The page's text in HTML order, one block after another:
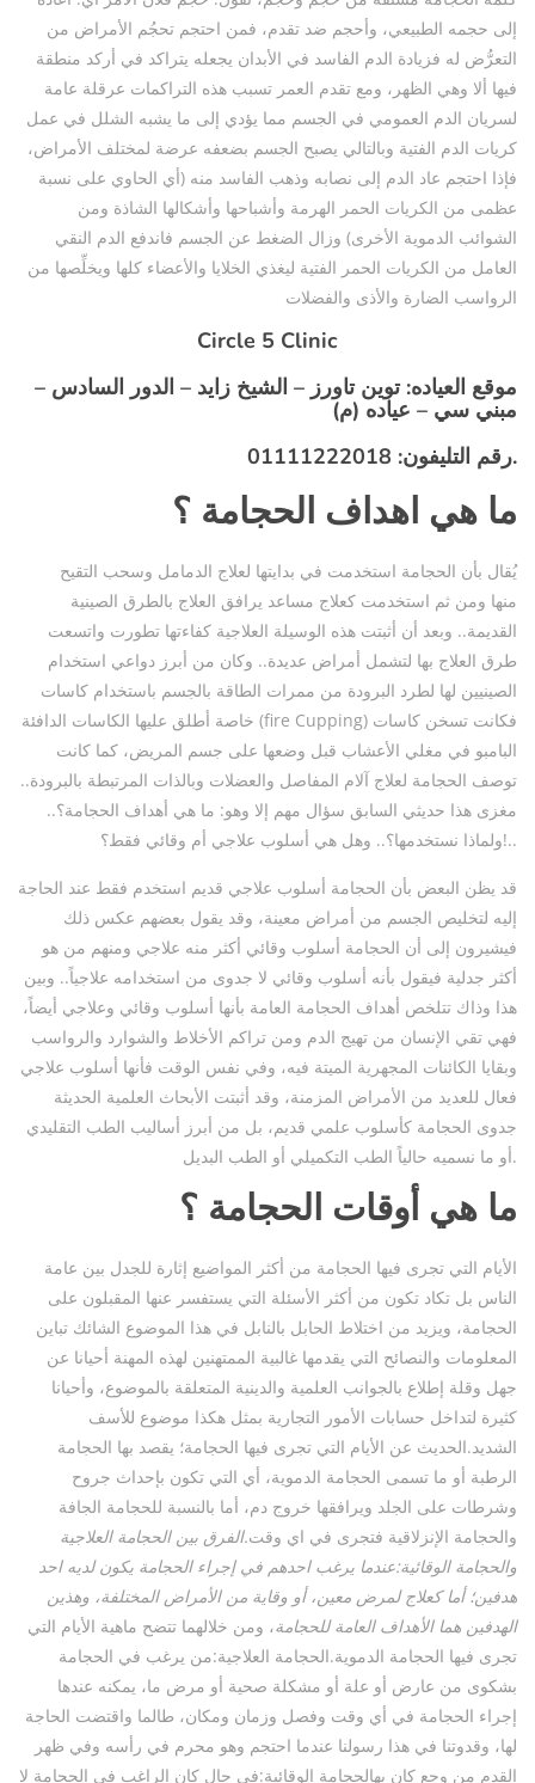
إلى حجمه الطبيعي، وأحجم ضد تقدم، فمن احتجم تحجُم الأمراض من
التعرُّض له فزيادة الدم الفاسد في الأبدان يجعله يتراكد في أركد منطقة
فيها ألا وهي الظهر، ومع تقدم العمر تسبب هذه التراكمات عرقلة عامة
لسريان الدم العمومي في الجسم مما يؤدي إلى ما يشبه الشلل في عمل
كريات الدم الفتية وبالتالي يصبح الجسم بضعفه عرضة لمختلف الأمراض،
فإذا احتجم عاد الدم إلى نصابه وذهب الفاسد منه (أي الحاوي على نسبة
عظمى من الكريات الحمر الهرمة وأشباحها وأشكالها الشاذة ومن
الشوائب الدموية الأخرى) وزال الضغط عن الجسم فاندفع الدم النقي
العامل من الكريات الحمر الفتية ليغذي الخلايا والأعضاء كلها ويخلِّصها من
الرواسب الضارة والأذى والفضلات
Circle 5 Clinic
موقع العياده: توين تاورز – الشيخ زايد – الدور السادس –
مبني سي – عياده (م)
رقم التليفون: 01111222018.
ما هي اهداف الحجامة ؟
منها ومن ثم استخدمت كعلاج مساعد يرافق العلاج بالطرق الصينية
القديمة.. وبعد أن أثبتت هذه الوسيلة العلاجية كفاءتها تطورت واتسعت
طرق العلاج بها لتشمل أمراض عديدة.. وكان من أبرز دواعي استخدام
الصينيين لها لطرد البرودة من ممرات الطاقة بالجسم باستخدام كاسات
خاصة أطلق عليها الكاسات الدافئة (fire Cupping) فكانت تسخن كاسات
البامبو في مغلي الأعشاب قبل وضعها على جسم المريض، كما كانت
توصف الحجامة لعلاج آلام المفاصل والعضلات وبالذات المرتبطة بالبرودة..
مغزى هذا حديثي السابق سؤال مهم إلا وهو: ما هي أهداف الحجامة؟..
ولماذا نستخدمها؟.. وهل هي أسلوب علاجي أم وقائي فقط؟!..
قد يظن البعض بأن الحجامة أسلوب علاجي قديم استخدم فقط عند الحاجة
إليه لتخليص الجسم من أمراض معينة، وقد يقول بعضهم عكس ذلك
فيشيرون إلى أن الحجامة أسلوب وقائي أكثر منه علاجي ومنهم من هو
أكثر جدلية فيقول بأنه أسلوب وقائي لا جدوى من استخدامه علاجياً.. وبين
هذا وذاك تتلخص أهداف الحجامة العامة بأنها أسلوب وقائي وعلاجي أيضاً،
فهي تقي الإنسان من تهيج الدم ومن تراكم الأخلاط والشوارد والرواسب
وبقايا الكائنات المجهرية الميتة فيه، وفي نفس الوقت فأنها أسلوب علاجي
فعال للعديد من الأمراض المزمنة، وقد أثبتت الأبحاث العلمية الحديثة
جدوى الحجامة كأسلوب علمي قديم، بل من أبرز أساليب الطب التقليدي
أو ما نسميه حالياً الطب التكميلي أو الطب البديل.
ما هي أوقات الحجامة ؟
الأيام التي تجرى فيها الحجامة من أكثر المواضيع إثارة للجدل بين عامة
الناس بل تكاد تكون من أكثر الأسئلة التي يستفسر عنها المقبلون على
الحجامة، ويزيد من اختلاط الحابل بالنابل في هذا الموضوع الشائك تباين
المعلومات والنصائح التي يقدمها غالبية الممتهنين لهذه المهنة أحيانا عن
جهل وقلة إطلاع بالجوانب العلمية والدينية المتعلقة بالموضوع، وأحيانا
كثيرة لتداخل حسابات الأمور التجارية بمثل هكذا موضوع للأسف
الشديد.الحديث عن الأيام التي تجرى فيها الحجامة؛ يقصد بها الحجامة
الرطبة أو ما تسمى الحجامة الدموية، أي التي تكون بإحداث جروح
وشرطات على الجلد ويرافقها خروج دم، أما بالنسبة للحجامة الجافة
والحجامة الإنزلاقية فتجرى في اي وقت.الفرق بين الحجامة العلاجية
والحجامة الوقائية:عندما يرغب احدهم في إجراء الحجامة يكون لديه احد
هدفين؛ أما كعلاج لمرض معين، أو وقاية من الأمراض المختلفة، وهذين
الهدفين هما الأهداف العامة للحجامة، ومن خلالهما تتضح ماهية الأيام التي
تجرى فيها الحجامة الدموية.الحجامة العلاجية:من يرغب في الحجامة
بشكوى من عارض أو علة أو مشكلة صحية أو مرض ما، يمكنه عندها
إجراء الحجامة في أي وقت وفصل وزمان ومكان، طالما واقتضت الحاجة
لها، وقدوتنا في هذا رسولنا عندما احتجم وهو محرم في رأسه وفي ظهر
القدم من وجع كان بهالحجامة الوقائية:في حال كان الراغب في الحجامة لا